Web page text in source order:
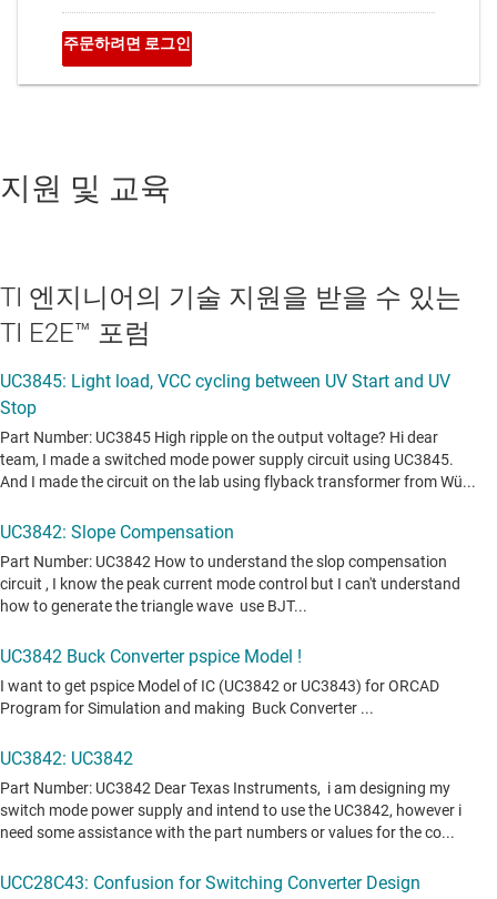
지원 및 교육
TI 엔지니어의 기술 지원을 받을 수 있는
TI E2E™ 포럼